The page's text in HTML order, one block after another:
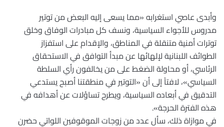
وأبدى عاصي استغرابه «مما يسعى إليه البعض من توتير
مدروس للأجواء السياسية، ونسف كل مبادرات الوفاق وخلق
توترات أمنية متنقلة في المناطق، والإقدام على استفزاز
الطوائف اللبنانية لإلهائها عن مبدأ التوافق في الاستحقاق
الرئاسي، أو محاولة الضغط على من يخالفون رأي السلطة
السياسي»، لافتاً إلى أن «التوتير في منطقتنا أصبح يستدعي
التدقيق في أبعاده السياسية، ويطرح تساؤلات عن أهدافه في
هذه الفترة الحرجة».
في موازاة ذلك، سأل عدد من زوجات الموقوفين اللواتي حضرن